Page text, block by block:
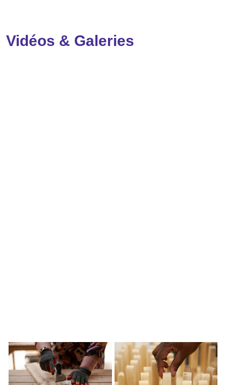
Vidéos & Galeries